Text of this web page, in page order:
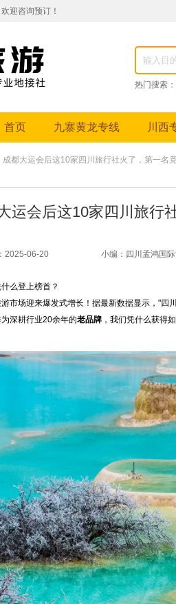
迎咨询预订！
川美景。电话：19981282976，成都跟团游
热门搜索：
首页 九寨黄龙专线 川西
都大运会后这10家四川旅行社火了，第一名
运会后这10家四川旅行
2025-06-20 小编：四川孟鸿国
么登上榜首？
市场迎来爆发式增长！据最新数据显示，"四
深耕行业20余年的老品牌 ，我们凭什么获得